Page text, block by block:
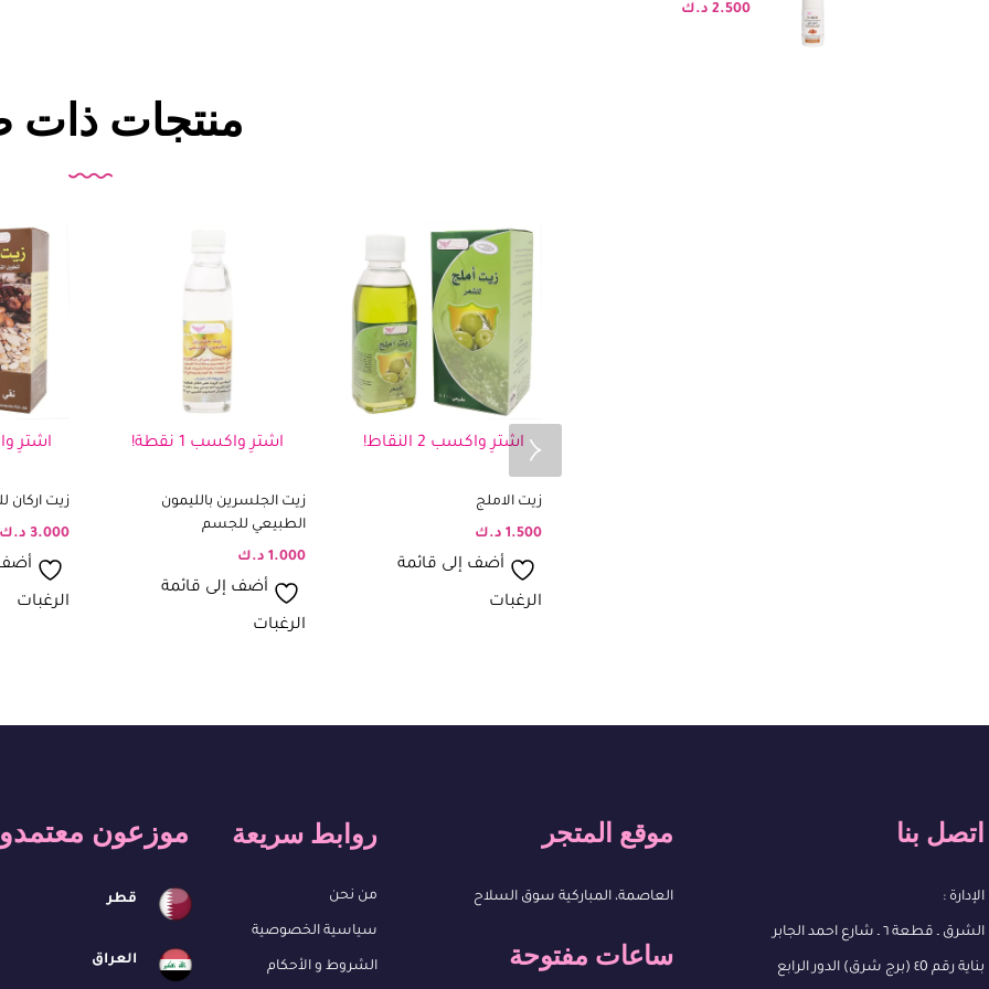
2.500 د.ك
منتجات ذات
اشترِ واكسب 2 النقاط!
زيت الاملج
1.500 د.ك
أضف إلى قائمة
الرغبات
اشترِ واكسب 1 نقطة!
زيت الجلسرين بالليمون
الطبيعي للجسم
1.000 د.ك
أضف إلى قائمة
الرغبات
اشترِ
زيت اركان
3.000 د.ك
أضف
الرغبات
اتصل بنا
الإدارة :
الشرق ـ قطعة ٦ ـ شارع احمد الجابر
بناية رقم ٤0 (برج شرق) الدور الرابع
موقع المتجر
العاصمة، المباركية سوق السلاح
ساعات مفتوحة
روابط سريعة
من نحن
سياسية الخصوصية
الشروط و الأحكام
موزعون
قطر
العراق